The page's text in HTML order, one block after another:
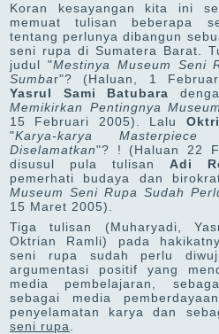
Koran kesayangan kita ini
memuat tulisan beberapa
tentang perlunya dibangun
seni rupa di Sumatera Barat.
judul "Mestinya Museum Seni
Sumbar"? (Haluan, 1
Yasrul Sami Batubara
Memikirkan Pentingnya
15 Februari 2005). Lalu
"Karya-karya
Diselamatkan"? ! (Haluan 22
disusul pula tulisan Adi
pemerhati budaya dan
Museum Seni Rupa Sudah
15 Maret 2005).
Tiga tulisan (Muharyadi,
Oktrian Ramli) pada
seni rupa sudah perlu
argumentasi positif yang
media pembelajaran,
sebagai media
penyelamatan karya dan
seni rupa